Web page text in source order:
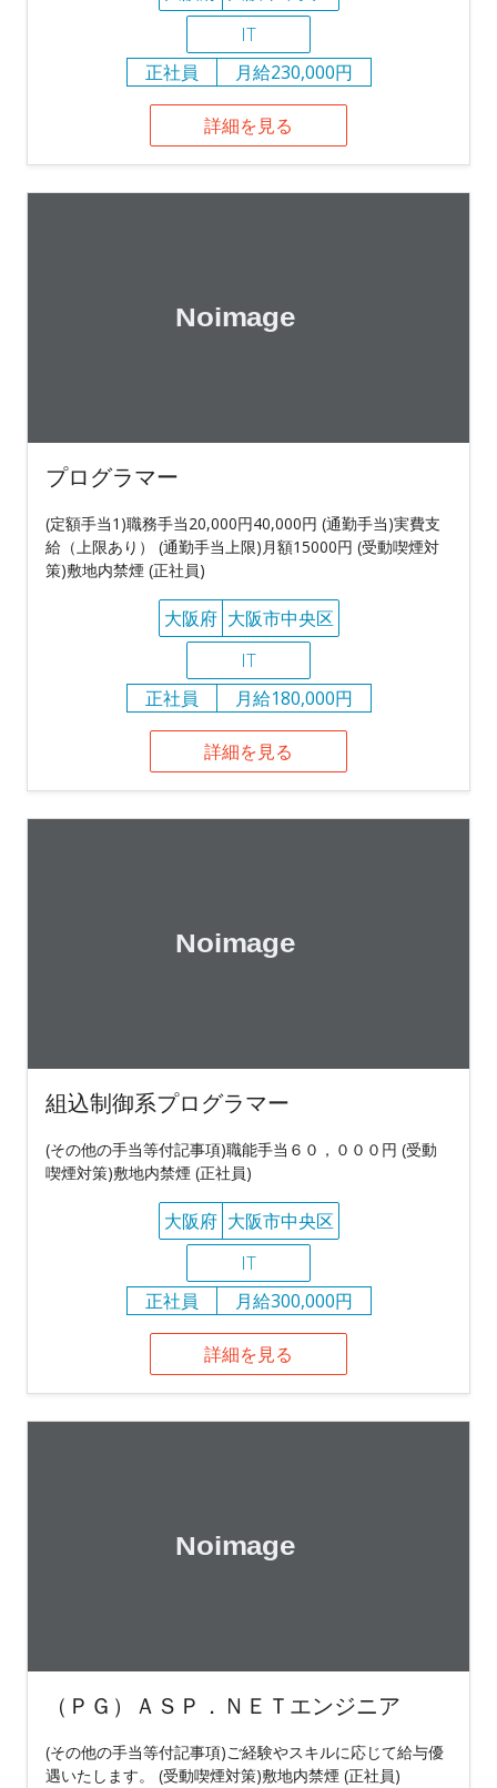
IT
正社員
月給230,000円
詳細を見る
プログラマー
(定額手当1)職務手当20,000円40,000円 (通勤手当)実費支
給（上限あり） (通勤手当上限)月額15000円 (受動喫煙対
策)敷地内禁煙 (正社員)
大阪府 大阪市中央区
IT
正社員
月給180,000円
詳細を見る
組込制御系プログラマー
(その他の手当等付記事項)職能手当６０，０００円 (受動
喫煙対策)敷地内禁煙 (正社員)
大阪府 大阪市中央区
IT
正社員
月給300,000円
詳細を見る
（ＰＧ）ＡＳＰ．ＮＥＴエンジニア
(その他の手当等付記事項)ご経験やスキルに応じて給与優
遇いたします。 (受動喫煙対策)敷地内禁煙 (正社員)